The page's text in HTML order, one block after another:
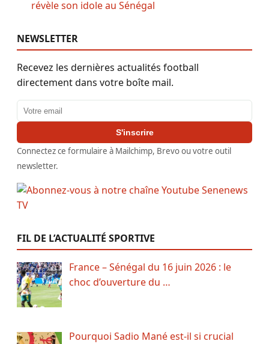
révèle son idole au Sénégal
NEWSLETTER
Recevez les dernières actualités football
directement dans votre boîte mail.
Adresse email
S'inscrire
Connectez ce formulaire à Mailchimp, Brevo ou votre outil
newsletter.
FIL DE L’ACTUALITÉ SPORTIVE
France – Sénégal du 16 juin 2026 : le
choc d’ouverture du …
Pourquoi Sadio Mané est-il si crucial